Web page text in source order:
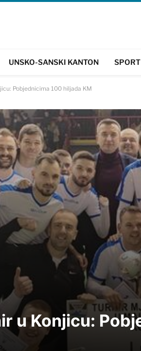
UNSKO-SANSKI KANTON SPORT
Pobjednicima 100 hiljada KM
u Konjicu: